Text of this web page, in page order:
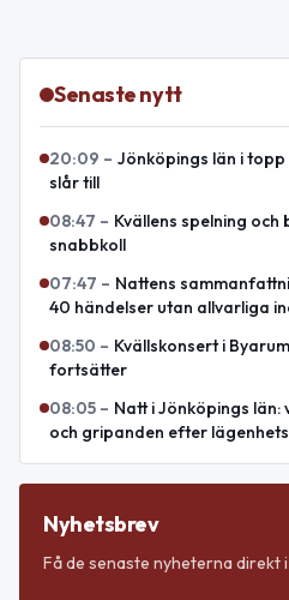
Senaste nytt
20:09 – Jönköpings län i
slår till
08:47 – Kvällens spelning
snabbkoll
07:47 – Nattens
40 händelser utan allvarliga
08:50 – Kvällskonsert i
fortsätter
08:05 – Natt i Jönköpings
och gripanden efter
Nyhetsbrev
Få de senaste nyheterna direkt